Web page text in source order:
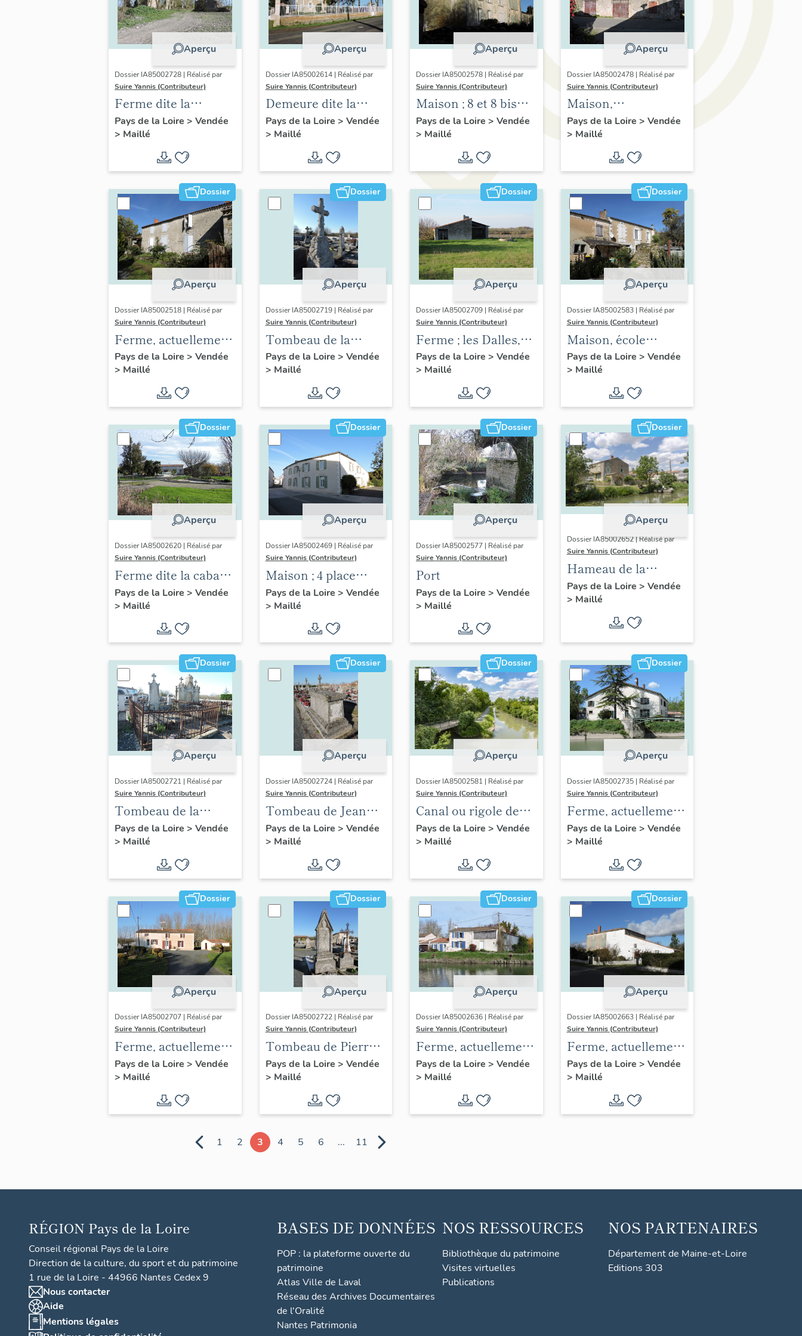
Aperçu
Dossier IA85002728 | Réalisé par
Suire Yannis (Contributeur)
Ferme dite la
Cabane de Bois Dieu
(vestiges)
Pays de la Loire > Vendée
> Maillé
Aperçu
Dossier IA85002614 | Réalisé par
Suire Yannis (Contributeur)
Demeure dite la
Pichonnière
Pays de la Loire > Vendée
> Maillé
Aperçu
Dossier IA85002578 | Réalisé par
Suire Yannis (Contributeur)
Maison ; 8 et 8 bis
place du Port
Pays de la Loire > Vendée
> Maillé
Aperçu
Dossier IA85002478 | Réalisé par
Suire Yannis (Contributeur)
Maison,
actuellement remise
; 24 rue du Four
Pays de la Loire > Vendée
> Maillé
Dossier
Aperçu
Dossier IA85002518 | Réalisé par
Suire Yannis (Contributeur)
Ferme, actuellement
maison ; 3 rue de
Millé
Pays de la Loire > Vendée
> Maillé
Dossier
Aperçu
Dossier IA85002719 | Réalisé par
Suire Yannis (Contributeur)
Tombeau de la
famille Guenon-
Cardin
Pays de la Loire > Vendée
> Maillé
Dossier
Aperçu
Dossier IA85002709 | Réalisé par
Suire Yannis (Contributeur)
Ferme ; les Dalles,
route D15
Pays de la Loire > Vendée
> Maillé
Dossier
Aperçu
Dossier IA85002583 | Réalisé par
Suire Yannis (Contributeur)
Maison, école
primaire privée puis
boucherie,
actuellement
maison, 3 rue des
Loges
Pays de la Loire > Vendée
> Maillé
Dossier
Aperçu
Dossier IA85002620 | Réalisé par
Suire Yannis (Contributeur)
Ferme dite la cabane
de Saint-Roman,
actuellement maison
Pays de la Loire > Vendée
> Maillé
Dossier
Aperçu
Dossier IA85002469 | Réalisé par
Suire Yannis (Contributeur)
Maison ; 4 place
Joseph-Herbert
Pays de la Loire > Vendée
> Maillé
Dossier
Aperçu
Dossier IA85002577 | Réalisé par
Suire Yannis (Contributeur)
Port
Pays de la Loire > Vendée
> Maillé
Dossier
Aperçu
Dossier IA85002652 | Réalisé par
Suire Yannis (Contributeur)
Hameau de la
Grande Bernegoue
Pays de la Loire > Vendée
> Maillé
Dossier
Aperçu
Dossier IA85002721 | Réalisé par
Suire Yannis (Contributeur)
Tombeau de la
famille Simonneau-
Simonneau-Baudry
Pays de la Loire > Vendée
> Maillé
Dossier
Aperçu
Dossier IA85002724 | Réalisé par
Suire Yannis (Contributeur)
Tombeau de Jean
Moussaud et
Noémie Laurent
Pays de la Loire > Vendée
> Maillé
Dossier
Aperçu
Dossier IA85002581 | Réalisé par
Suire Yannis (Contributeur)
Canal ou rigole de
Bourneau
Pays de la Loire > Vendée
> Maillé
Dossier
Aperçu
Dossier IA85002735 | Réalisé par
Suire Yannis (Contributeur)
Ferme, actuellement
maison ; les
Chapitrelles
Pays de la Loire > Vendée
> Maillé
Dossier
Aperçu
Dossier IA85002707 | Réalisé par
Suire Yannis (Contributeur)
Ferme, actuellement
maison ; le Dognon
Pays de la Loire > Vendée
> Maillé
Dossier
Aperçu
Dossier IA85002722 | Réalisé par
Suire Yannis (Contributeur)
Tombeau de Pierre
Coutand, curé de
Maillé
Pays de la Loire > Vendée
> Maillé
Dossier
Aperçu
Dossier IA85002636 | Réalisé par
Suire Yannis (Contributeur)
Ferme, actuellement
maison ; Bazoin, 6
chemin de Bazoin
Pays de la Loire > Vendée
> Maillé
Dossier
Aperçu
Dossier IA85002663 | Réalisé par
Suire Yannis (Contributeur)
Ferme, actuellement
maison ; la Grande
Bernegoue, 15 et 17
rue de l'Autize
Pays de la Loire > Vendée
> Maillé
1 2 3 4 5 6 ... 11
RÉGION Pays de la Loire
Conseil régional Pays de la Loire
Direction de la culture, du sport et du patrimoine
1 rue de la Loire - 44966 Nantes Cedex 9
Nous contacter
Aide
Mentions légales
BASES DE DONNÉES
POP : la plateforme ouverte du
patrimoine
Atlas Ville de Laval
Réseau des Archives Documentaires
de l'Oralité
Nantes Patrimonia
NOS RESSOURCES
Bibliothèque du patrimoine
Visites virtuelles
Publications
NOS PARTENAIRES
Département de Maine-et-Loire
Editions 303